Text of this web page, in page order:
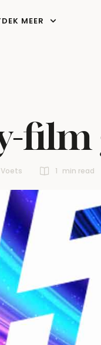
MEER
film
1 min read